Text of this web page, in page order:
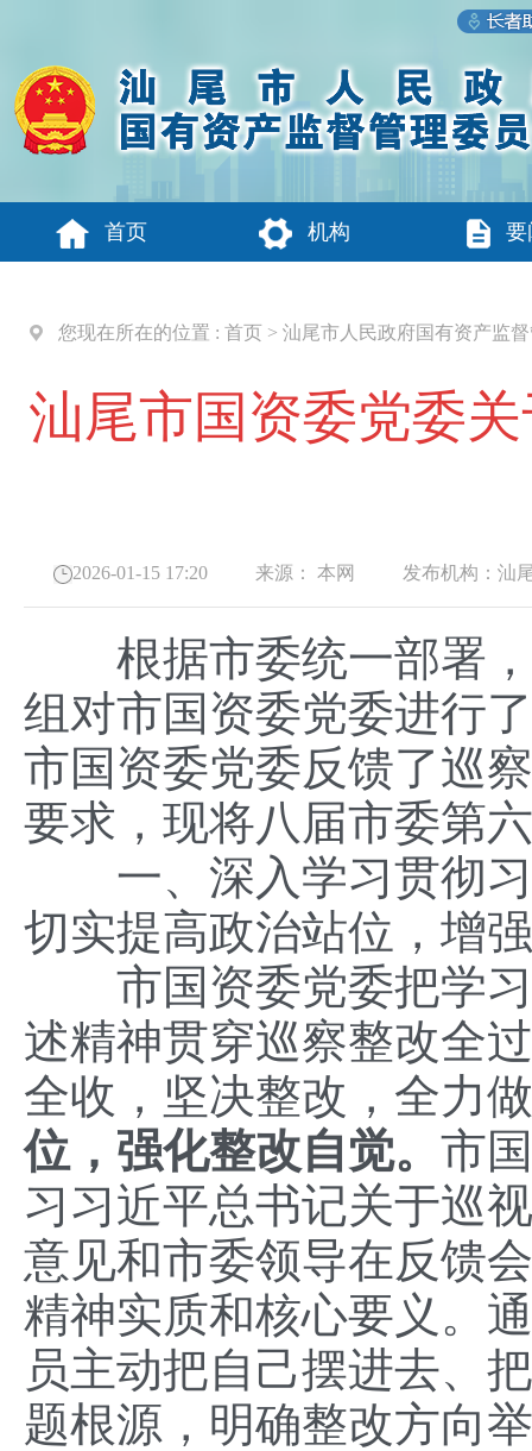
首页 机构 要
您现在所在的位置 : 首页 > 汕尾市人民政府国有资产监
汕尾市国资委党委
2026-01-15 17:20 来源： 本网 发布机构： 汕
根据市委统一部署，
组对市国资委党委进行
市国资委党委反馈了巡
要求，现将八届市委第
一、深入学习贯彻习
切实提高政治站位，增
市国资委党委把学习
述精神贯穿巡察整改全
全收，坚决整改，全力
位，强化整改自觉。 市
习习近平总书记关于巡
意见和市委领导在反馈
精神实质和核心要义。
员主动把自己摆进去、
题根源，明确整改方向